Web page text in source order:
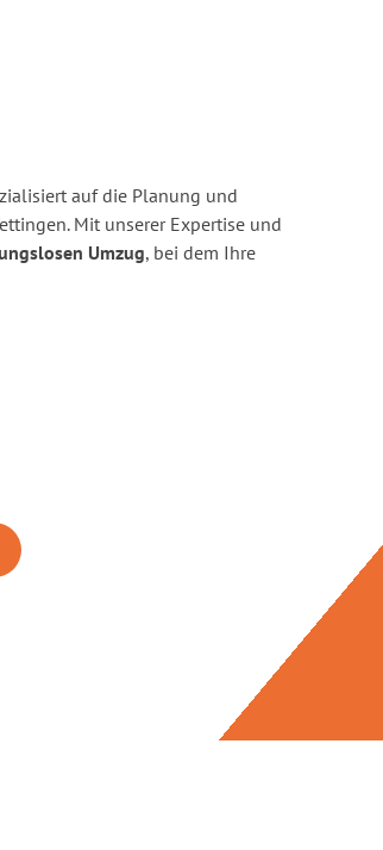
auf die Planung und
Mit unserer Expertise und
Umzug, bei dem Ihre